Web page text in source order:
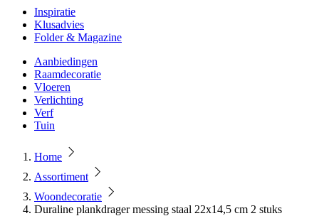
Inspiratie
Klusadvies
Folder & Magazine
Aanbiedingen
Raamdecoratie
Vloeren
Verlichting
Verf
Tuin
Home
Assortiment
Woondecoratie
Duraline plankdrager messing staal 22x14,5 cm 2 stuks